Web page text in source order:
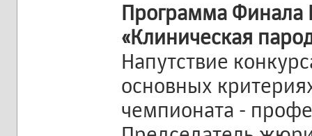
Программа Финала
«Клиническая
Напутствие
основных
чемпионата -